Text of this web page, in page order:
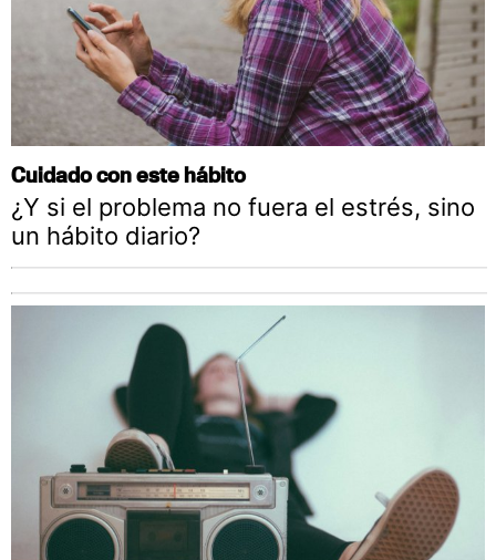
Cuidado con este hábito
¿Y si el problema no fuera el estrés, sino
un hábito diario?